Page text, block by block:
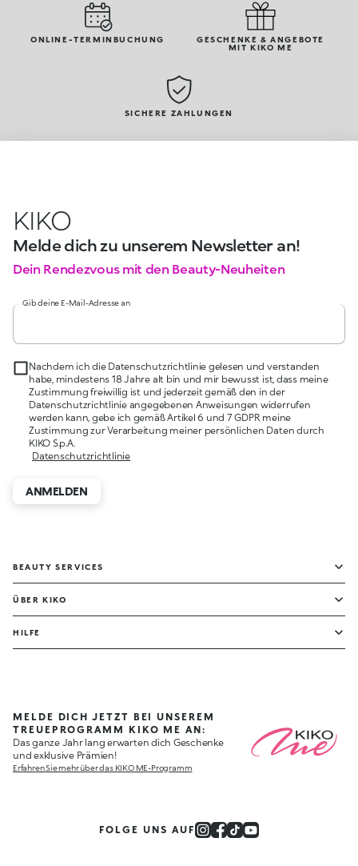
ONLINE-TERMINBUCHUNG
GESCHENKE & ANGEBOTE
MIT KIKO ME
SICHERE ZAHLUNGEN
KIKO
Melde dich zu unserem Newsletter an!
Dein Rendezvous mit den Beauty-Neuheiten
Gib deine E-Mail-Adresse an
Nachdem ich die Datenschutzrichtlinie gelesen und verstanden
habe, mindestens 18 Jahre alt bin und mir bewusst ist, dass meine
Zustimmung freiwillig ist und jederzeit gemäß den in der
Datenschutzrichtlinie angegebenen Anweisungen widerrufen
werden kann, gebe ich gemäß Artikel 6 und 7 GDPR meine
Zustimmung zur Verarbeitung meiner persönlichen Daten durch
KIKO S.p.A.
Datenschutzrichtlinie
ANMELDEN
BEAUTY SERVICES
ÜBER KIKO
HILFE
MELDE DICH JETZT BEI UNSEREM
TREUEPROGRAMM KIKO ME AN:
Das ganze Jahr lang erwarten dich Geschenke
und exklusive Prämien!
Erfahren Sie mehr über das KIKO ME-Programm
FOLGE UNS AUF